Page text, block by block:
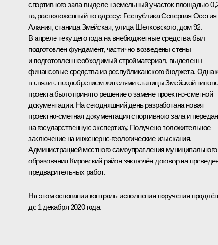
спортивного зала выделен земельный участок площадью
га, расположенный по адресу: Республика Северная Осетия
Алания, станица Змейская, улица Шелковского, дом 92.
В апреле текущего года на внебюджетные средства был
подготовлен фундамент, частично возведены стены
и подготовлен необходимый стройматериал, выделены
финансовые средства из республиканского бюджета.
в связи с неодобрением жителями станицы Змейской
проекта было принято решение о замене проектно-сметной
документации. На сегодняшний день разработана новая
проектно-сметная документация спортивного зала и
на государственную экспертизу. Получено положительное
заключение на инженерно-геологические изыскания.
Администрацией местного самоуправления муниципального
образования Кировский район заключён договор на
предварительных работ.
На этом основании контроль исполнения поручения продлён
до 1 декабря 2020 года.